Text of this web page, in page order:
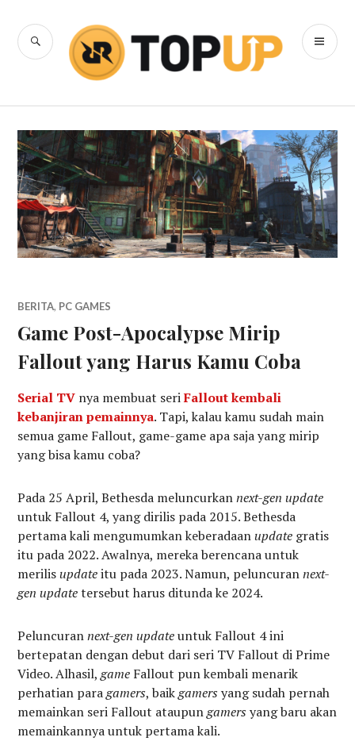
content
RRQ Topup
Blog
SEARCH
BERITA, PC GAMES
Game Post-Apocalypse Mirip
Fallout yang Harus Kamu Coba
Serial TV nya membuat seriFallout kembali
kebanjiran pemainnya. Tapi, kalau kamu sudah main
semua game Fallout, game-game apa saja yang mirip
yang bisa kamu coba?
Pada 25 April, Bethesda meluncurkannext-gen update
untuk Fallout 4, yang dirilis pada 2015. Bethesda
pertama kali mengumumkan keberadaanupdate gratis
itu pada 2022. Awalnya, mereka berencana untuk
merilisupdateitu pada 2023. Namun, peluncurannext-
gen updatetersebut harus ditunda ke 2024.
Peluncurannext-gen updateuntuk Fallout 4 ini
bertepatan dengan debut dari seri TV Fallout di Prime
Video. Alhasil,game Fallout pun kembali menarik
perhatian paragamers, baikgamersyang sudah pernah
memainkan seri Fallout ataupungamersyang baru akan
memainkannya untuk pertama kali.